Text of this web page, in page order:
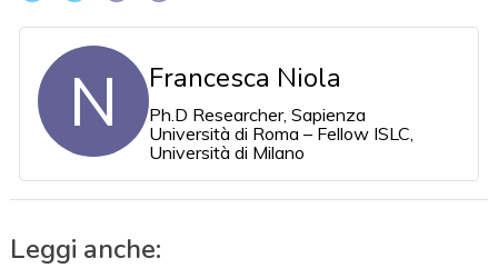
N Francesca Niola
Ph.D Researcher, Sapienza
Università di Roma – Fellow ISLC,
Università di Milano
Leggi anche: